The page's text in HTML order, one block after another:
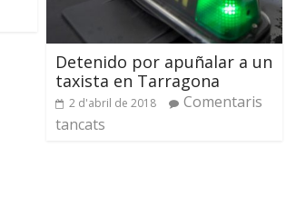
Detenido por apuñalar a un
taxista en Tarragona
2 d'abril de 2018
Comentaris
tancats